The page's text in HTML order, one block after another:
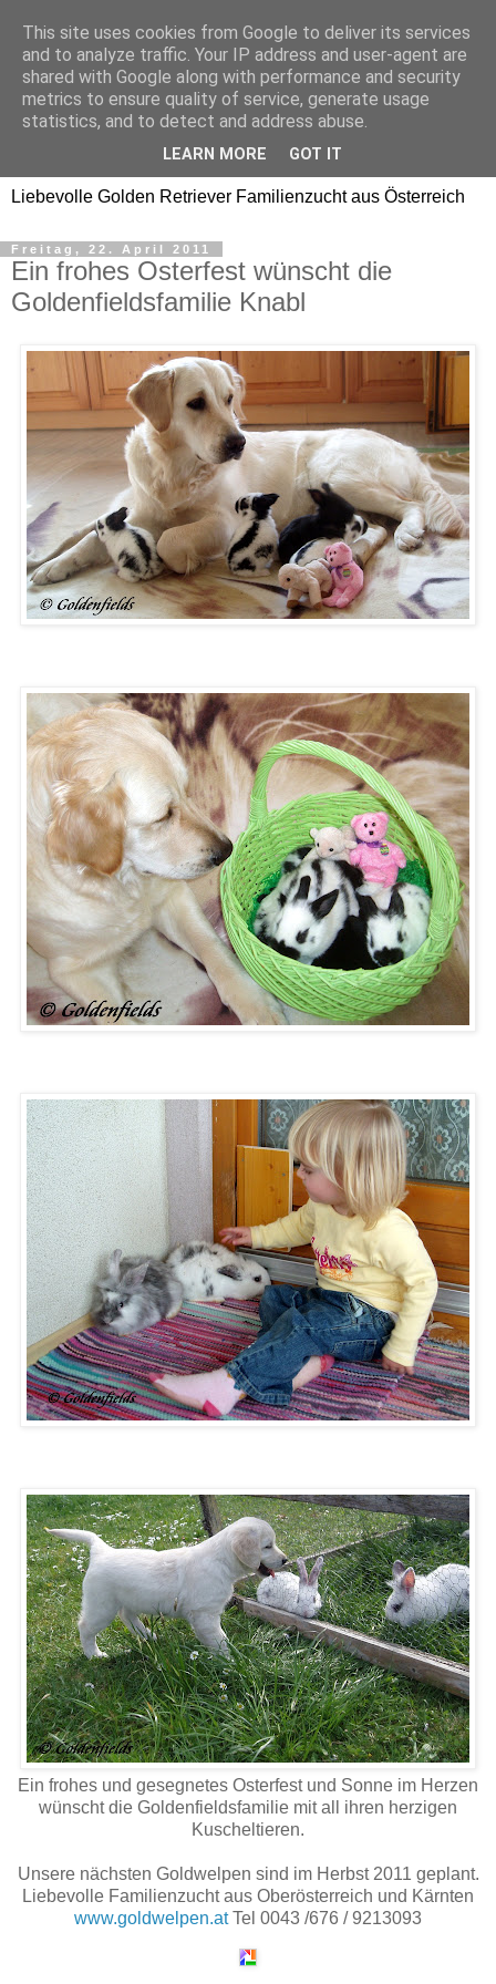
Golden Retriever Welpen
Familienzucht -
Goldwelpen
Liebevolle Golden Retriever Familienzucht aus Österreich
Freitag, 22. April 2011
Ein frohes Osterfest wünscht die
Goldenfieldsfamilie Knabl
Ein frohes und gesegnetes Osterfest und Sonne im Herzen
wünscht die Goldenfieldsfamilie mit all ihren herzigen
Kuscheltieren.
Unsere nächsten Goldwelpen sind im Herbst 2011 geplant.
Liebevolle Familienzucht aus Oberösterreich und Kärnten
www.goldwelpen.atTel 0043 /676 / 9213093
This site uses cookies from Google to deliver its services
and to analyze traffic. Your IP address and user-agent are
shared with Google along with performance and security
metrics to ensure quality of service, generate usage
statistics, and to detect and address abuse.
LEARN MORE GOT IT